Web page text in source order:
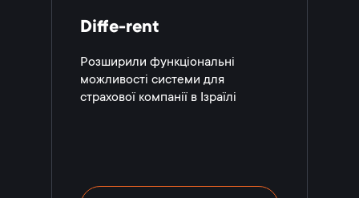
Diffe-rent
Розширили функціональні
можливості системи для
страхової компанії в Ізраїлі